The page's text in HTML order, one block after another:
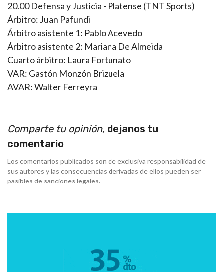
20.00 Defensa y Justicia - Platense (TNT Sports)
Árbitro: Juan Pafundi
Árbitro asistente 1: Pablo Acevedo
Árbitro asistente 2: Mariana De Almeida
Cuarto árbitro: Laura Fortunato
VAR: Gastón Monzón Brizuela
AVAR: Walter Ferreyra
Comparte tu opinión, dejanos tu
comentario
Los comentarios publicados son de exclusiva responsabilidad de
sus autores y las consecuencias derivadas de ellos pueden ser
pasibles de sanciones legales.